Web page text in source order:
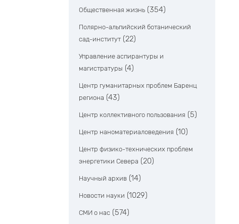
Общественная жизнь (354)
Полярно-альпийский ботанический
сад-институт (22)
Управление аспирантуры и
магистратуры (4)
Центр гуманитарных проблем Баренц
региона (43)
Центр коллективного пользования (5)
Центр наноматериаловедения (10)
Центр физико-технических проблем
энергетики Севера (20)
Научный архив (14)
Новости науки (1029)
СМИ о нас (574)